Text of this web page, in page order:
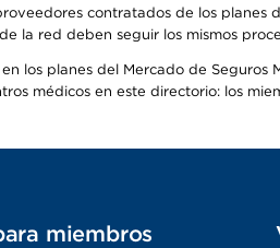
contratados de los planes
la red deben seguir los mismos
los planes del Mercado de Seguros
médicos en este directorio: los
miembros